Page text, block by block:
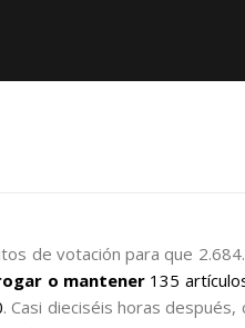
de votación para que
o mantener 135
. Casi dieciséis horas después,